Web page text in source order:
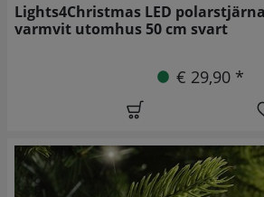
Lights4Christmas LED
varmvit utomhus 50 cm svart
€ 29,90 *